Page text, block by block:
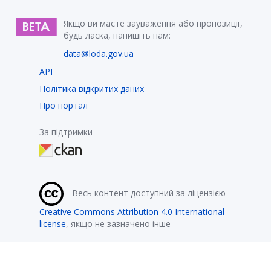
Якщо ви маєте зауваження або пропозиції,
будь ласка, напишіть нам:
data@loda.gov.ua
API
Політика відкритих даних
Про портал
За підтримки
Весь контент доступний за ліцензією
Creative Commons Attribution 4.0 International
license, якщо не зазначено інше